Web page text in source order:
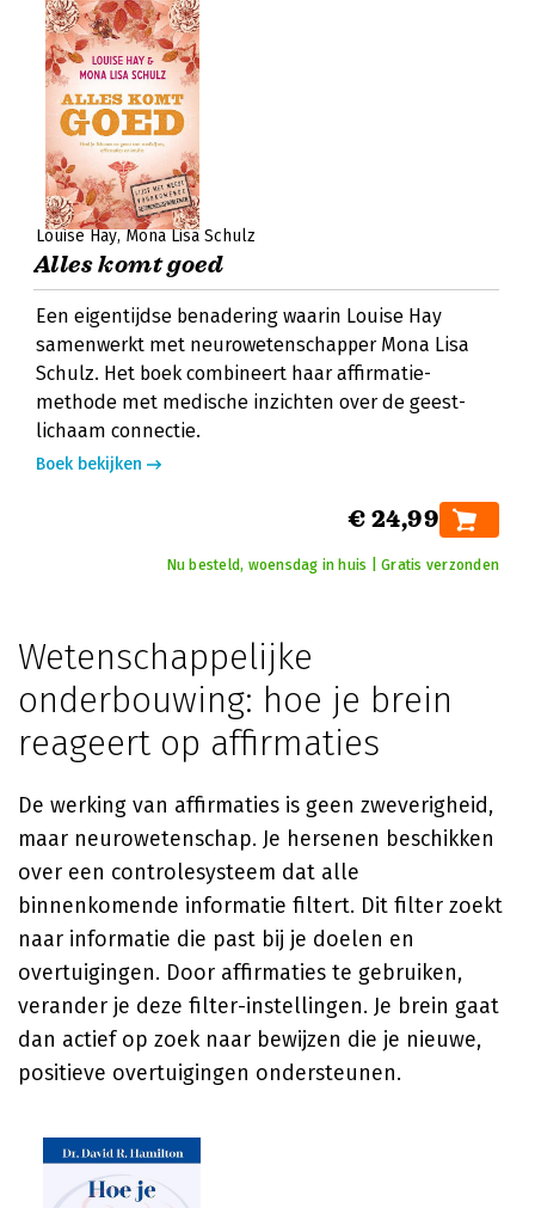
Louise Hay Mona Lisa Schulz
Alles komt goed
Een eigentijdse benadering waarin Louise Hay
samenwerkt met neurowetenschapper Mona Lisa
Schulz. Het boek combineert haar affirmatie-
methode met medische inzichten over de geest-
lichaam connectie.
Boek bekijken
€ 24,99
Nu besteld, woensdag in huis | Gratis verzonden
Wetenschappelijke
onderbouwing: hoe je brein
reageert op affirmaties
De werking van affirmaties is geen zweverigheid,
maar neurowetenschap. Je hersenen beschikken
over een controlesysteem dat alle
binnenkomende informatie filtert. Dit filter zoekt
naar informatie die past bij je doelen en
overtuigingen. Door affirmaties te gebruiken,
verander je deze filter-instellingen. Je brein gaat
dan actief op zoek naar bewijzen die je nieuwe,
positieve overtuigingen ondersteunen.